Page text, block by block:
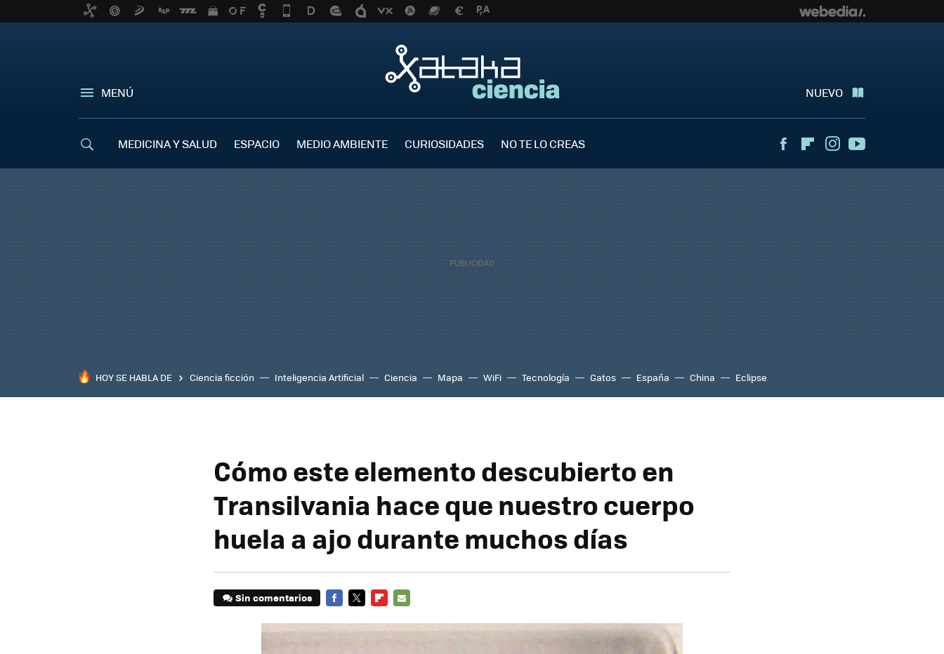
MENÚ NUEVO
MEDICINA Y SALUD ESPACIO MEDIO AMBIENTE CURIOSIDADES NO TE LO CREAS FacebookFlipboardInstagram
HOY SE HABLA DE Ciencia ficción Inteligencia Artificial Ciencia Mapa WiFi Tecnología Gatos España China Eclipse
Cómo este elemento descubierto en
Transilvania hace que nuestro cuerpo
huela a ajo durante muchos días
Sin comentarios
MAIL